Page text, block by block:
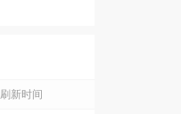
刷新时间